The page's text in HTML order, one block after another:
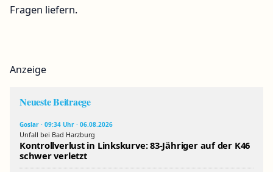
Fragen liefern.
Anzeige
Neueste Beitraege
Goslar · 09:34 Uhr · 06.08.2026
Unfall bei Bad Harzburg
Kontrollverlust in Linkskurve: 83-Jähriger auf der K46
schwer verletzt